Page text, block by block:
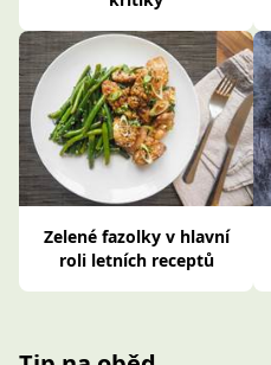
Zelené fazolky v hlavní
roli letních receptů